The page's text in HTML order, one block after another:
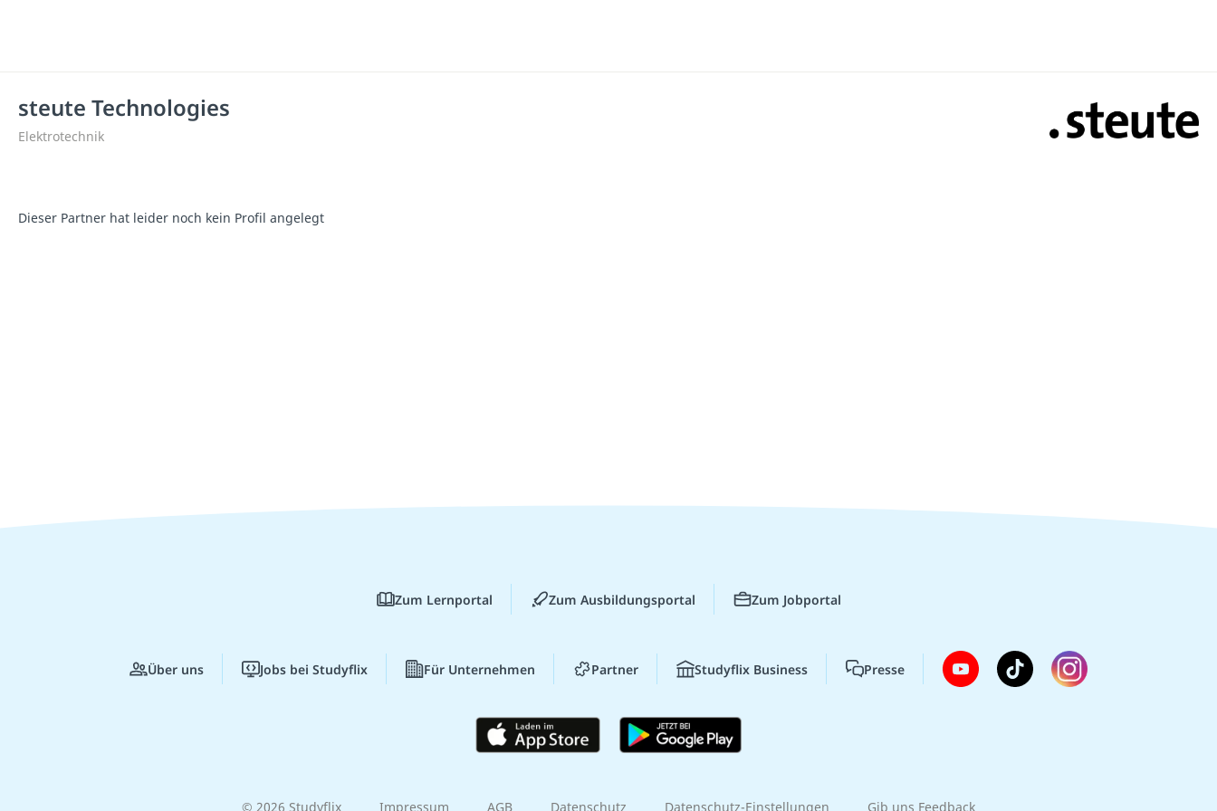
steute Technologies
Elektrotechnik
Dieser Partner hat leider noch kein Profil angelegt
Zum Lernportal Zum Ausbildungsportal Zum Jobportal
Über uns Jobs bei Studyflix Für Unternehmen Partner Studyflix Business Presse
© 2026 Studyflix Impressum AGB Datenschutz Datenschutz-Einstellungen Gib uns Feedback